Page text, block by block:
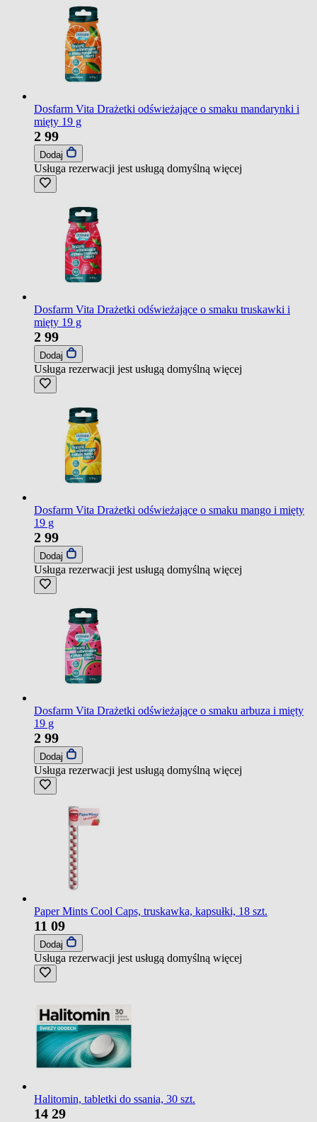
Dosfarm Vita Drażetki odświeżające o smaku mandarynki i
mięty 19 g
2 99
Dodaj
Usługa rezerwacji jest usługą domyślną więcej
Dosfarm Vita Drażetki odświeżające o smaku truskawki i
mięty 19 g
2 99
Dodaj
Usługa rezerwacji jest usługą domyślną więcej
Dosfarm Vita Drażetki odświeżające o smaku mango i mięty
19 g
2 99
Dodaj
Usługa rezerwacji jest usługą domyślną więcej
Dosfarm Vita Drażetki odświeżające o smaku arbuza i mięty
19 g
2 99
Dodaj
Usługa rezerwacji jest usługą domyślną więcej
Paper Mints Cool Caps, truskawka, kapsułki, 18 szt.
11 09
Dodaj
Usługa rezerwacji jest usługą domyślną więcej
Halitomin, tabletki do ssania, 30 szt.
14 29